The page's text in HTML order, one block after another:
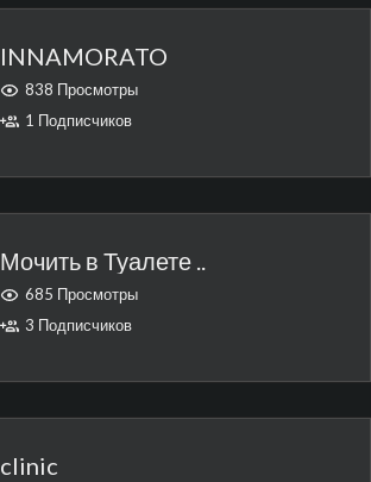
INNAMORATO
838 Просмотры
1 Подписчиков
Мочить в Туалете ..
685 Просмотры
3 Подписчиков
clinic